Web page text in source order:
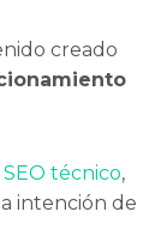
creado
SEO técnico,
intención de